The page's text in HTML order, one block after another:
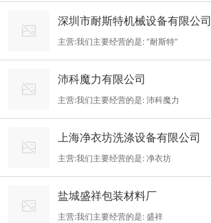
深圳市耐斯特机械设备有限公司
主营:我们主要经营的是: “耐斯特”
沛科魔力有限公司
主营:我们主要经营的是: 沛科魔力
上海净衣坊洗涤设备有限公司
主营:我们主要经营的是: 净衣坊
盐城盛祥包装材料厂
主营:我们主要经营的是: 盛祥